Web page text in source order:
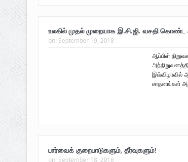
புலிகளின் குரல்
உலகில் முதல் முறையாக இ.சி.ஜி. வசதி கொண்ட
on: September 19, 2018
ஆப்பிள்
இவ்விழாவில்
சாதனங்கள்
பார்வைக் குறைபாடுகளும், தீர்வுகளும்!
on: September 18, 2018